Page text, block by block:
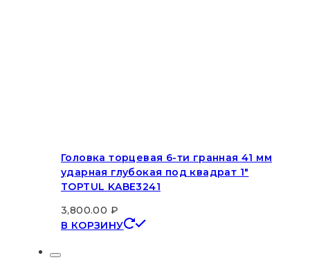
Головка торцевая 6-ти гранная 41 мм
ударная глубокая под квадрат 1″
TOPTUL KABE3241
3,800.00 ₽
В КОРЗИНУ